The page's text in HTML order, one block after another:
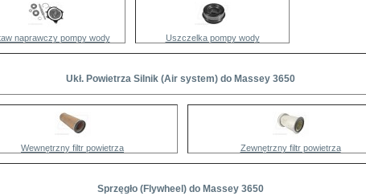
naprawczy pompy wody Uszczelka pompy wody
Ukł. Powietrza Silnik (Air system) do Massey 3650
Wewnętrzny filtr powietrza Zewnętrzny filtr powietrza
Sprzęgło (Flywheel) do Massey 3650